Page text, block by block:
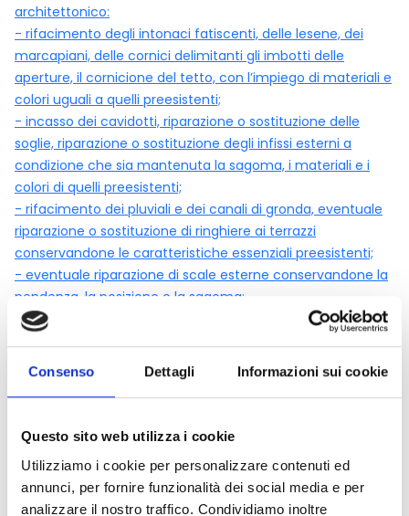
Consenso Dettagli Informazioni sui cookie
Questo sito web utilizza i cookie
Utilizziamo i cookie per personalizzare contenuti ed
annunci, per fornire funzionalità dei social media e per
analizzare il nostro traffico. Condividiamo inoltre
architettonico:
- rifacimento degli intonaci fatiscenti, delle lesene, dei
marcapiani, delle cornici delimitanti gli imbotti delle
aperture, il cornicione del tetto, con l’impiego di materiali e
colori uguali a quelli preesistenti;
- incasso dei cavidotti, riparazione o sostituzione delle
soglie, riparazione o sostituzione degli infissi esterni a
condizione che sia mantenuta la sagoma, i materiali e i
colori di quelli preesistenti;
- rifacimento dei pluviali e dei canali di gronda, eventuale
riparazione o sostituzione di ringhiere ai terrazzi
conservandone le caratteristiche essenziali preesistenti;
- eventuale riparazione di scale esterne conservandone la
pendenza, la posizione e la sagoma;
- rifacimento di eventuali lastrici solari, terrazzi e balconi,
architettoniche originarie.
Tipologia 4: Ristrutturazione e valorizzazione di immobili di
adibirsi ad attività collettive:
immobili da realizzare nel rispetto delle normative vigenti e
con l’utilizzo di materiali eco-compatibili, che potranno